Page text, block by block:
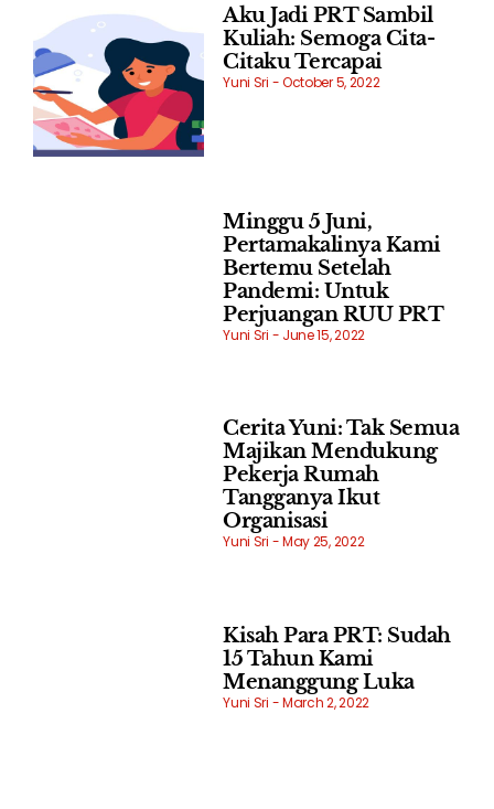
Aku Jadi PRT Sambil
Kuliah: Semoga Cita-
Citaku Tercapai
Yuni Sri October 5, 2022
Minggu 5 Juni,
Pertamakalinya Kami
Bertemu Setelah
Pandemi: Untuk
Perjuangan RUU PRT
Yuni Sri June 15, 2022
Cerita Yuni: Tak Semua
Majikan Mendukung
Pekerja Rumah
Tangganya Ikut
Organisasi
Yuni Sri May 25, 2022
Kisah Para PRT: Sudah
15 Tahun Kami
Menanggung Luka
Yuni Sri March 2, 2022